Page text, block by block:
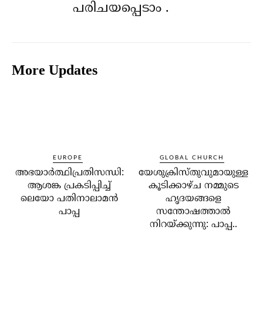
പരിചയപ്പെടാം .
More Updates
EUROPE
അഭയാര്‍ത്ഥിപ്രതിസന്ധി:
ആശങ്ക പ്രകടിപ്പിച്ച്
ലെയോ പതിനാലാമന്‍
പാപ്പ
GLOBAL CHURCH
യേശുക്രിസ്തുവുമായുള്ള
കൂടിക്കാഴ്ച നമ്മുടെ
ഹൃദയങ്ങളെ
സന്തോഷത്താല്‍
നിറയ്ക്കുന്നു: പാപ്പ..